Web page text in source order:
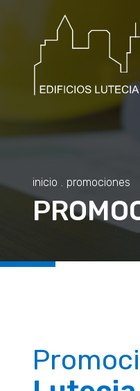
inicio . promociones
Política de privacidad